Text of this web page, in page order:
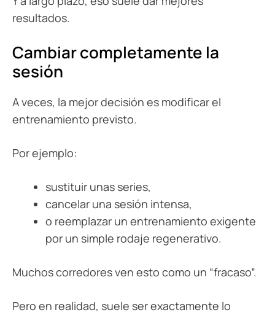
resultados.
Cambiar completamente la
sesión
A veces, la mejor decisión es modificar el
entrenamiento previsto.
Por ejemplo:
sustituir unas series,
cancelar una sesión intensa,
o reemplazar un entrenamiento exigente
por un simple rodaje regenerativo.
Muchos corredores ven esto como un “fracaso”.
Pero en realidad, suele ser exactamente lo